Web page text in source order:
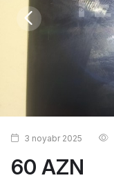
60 AZN
3 noyabr 2025